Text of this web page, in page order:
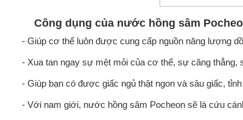
Công dụng của nước hồng sâm
- Giúp cơ thể luôn được cung cấp nguồn năng lượng
- Xua tan ngay sự mệt mỏi của cơ thể, sự căng thẳng,
- Giúp bạn có được giấc ngủ thật ngon và sâu giấc,
- Với nam giới, nước hồng sâm Pocheon sẽ là cứu